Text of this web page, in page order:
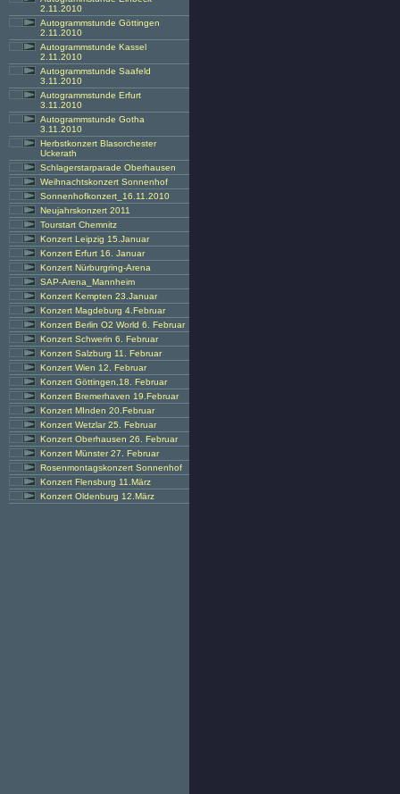
2.11.2010
Autogrammstunde Göttingen
2.11.2010
Autogrammstunde Kassel
2.11.2010
Autogrammstunde Saafeld
3.11.2010
Autogrammstunde Erfurt
3.11.2010
Autogrammstunde Gotha
3.11.2010
Herbstkonzert Blasorchester
Uckerath
Schlagerstarparade Oberhausen
Weihnachtskonzert Sonnenhof
Sonnenhofkonzert_16.11.2010
Neujahrskonzert 2011
Tourstart Chemnitz
Konzert Leipzig 15.Januar
Konzert Erfurt 16. Januar
Konzert Nürburgring-Arena
SAP-Arena_Mannheim
Konzert Kempten 23.Januar
Konzert Magdeburg 4.Februar
Konzert Berlin O2 World 6. Februar
Konzert Schwerin 6. Februar
Konzert Salzburg 11. Februar
Konzert Wien 12. Februar
Konzert Göttingen,18. Februar
Konzert Bremerhaven 19.Februar
Konzert MInden 20.Februar
Konzert Wetzlar 25. Februar
Konzert Oberhausen 26. Februar
Konzert Münster 27. Februar
Rosenmontagskonzert Sonnenhof
Konzert Flensburg 11.März
Konzert Oldenburg 12.März